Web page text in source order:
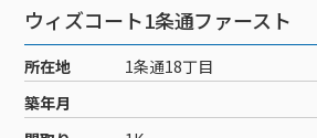
工事・配線について
新居をご検討中の方へ
ポテトを導入している集合住宅
ご加入中の方
ご加入中のサービス確認・変更
WEBメール
サービス案内
サービス案内
ケーブルテレビ
コミチャン
ウィズコート1条通ファースト
所在地
1条通18丁目
築年月